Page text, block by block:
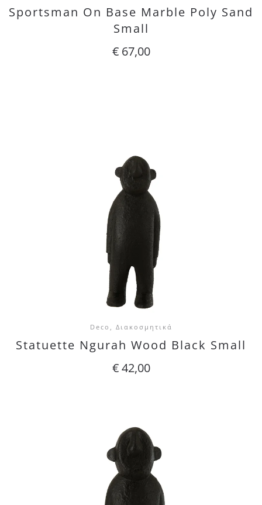
Sportsman On Base Marble Poly Sand
Small
€67,00
Deco, Διακοσμητικά
Statuette Ngurah Wood Black Small
€42,00